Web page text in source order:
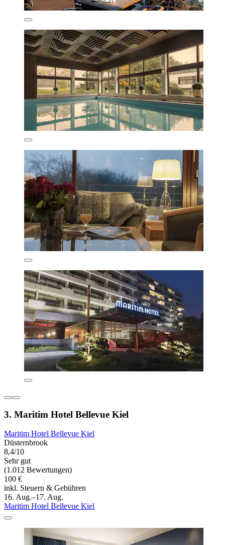
3. Maritim Hotel Bellevue Kiel
Maritim Hotel Bellevue Kiel
Düsternbrook
8,4/10
Sehr gut
(1.012 Bewertungen)
100 €
inkl. Steuern & Gebühren
16. Aug.–17. Aug.
Maritim Hotel Bellevue Kiel